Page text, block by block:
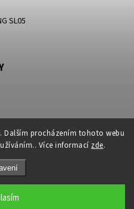
Dalším procházením tohoto webu
Více informací zde.
SL05